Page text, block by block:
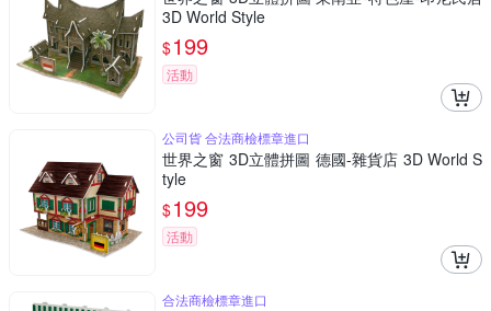
3D World Style
$199
活動
公司貨 合法商檢標章進口
世界之窗 3D立體拼圖 德國-雜貨店 3D World S
tyle
$199
活動
合法商檢標章進口